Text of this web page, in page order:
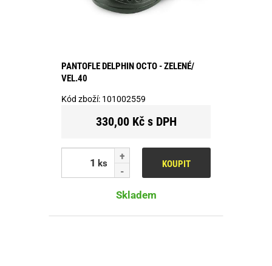
PANTOFLE DELPHIN OCTO - ZELENÉ/
VEL.40
Kód zboží: 101002559
330,00 Kč s DPH
ks KOUPIT
Skladem